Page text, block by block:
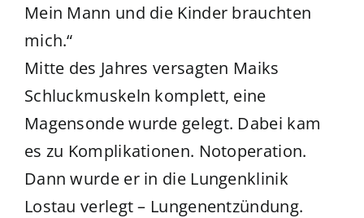
Mein Mann und die Kinder brauchten
mich.“
Mitte des Jahres versagten Maiks
Schluckmuskeln komplett, eine
Magensonde wurde gelegt. Dabei kam
es zu Komplikationen. Notoperation.
Dann wurde er in die Lungenklinik
Lostau verlegt – Lungenentzündung.